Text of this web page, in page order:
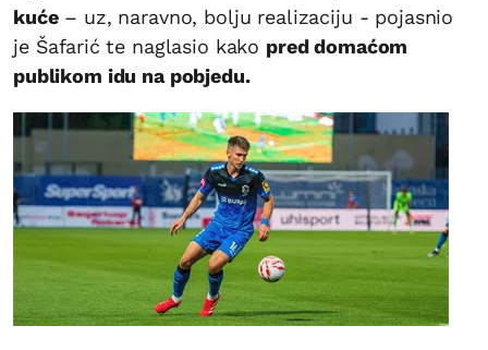
kuće– uz, naravno, bolju realizaciju - pojasnio
je Šafarić te naglasio kako pred domaćom
publikom idu na pobjedu.